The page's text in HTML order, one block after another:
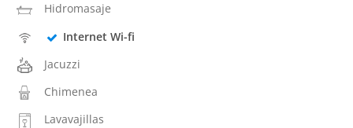
Hidromasaje
Internet Wi-fi
Jacuzzi
Chimenea
Lavavajillas